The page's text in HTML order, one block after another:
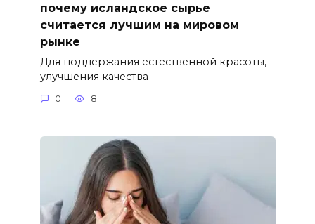
почему исландское сырье
считается лучшим на мировом
рынке
Для поддержания естественной красоты,
улучшения качества
0 8